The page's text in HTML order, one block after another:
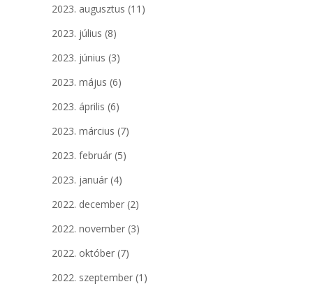
2023. augusztus (11)
2023. július (8)
2023. június (3)
2023. május (6)
2023. április (6)
2023. március (7)
2023. február (5)
2023. január (4)
2022. december (2)
2022. november (3)
2022. október (7)
2022. szeptember (1)